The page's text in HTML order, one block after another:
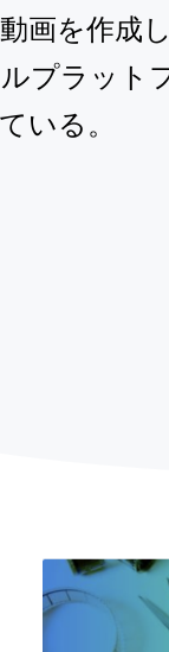
画を作成
プラット
いる。